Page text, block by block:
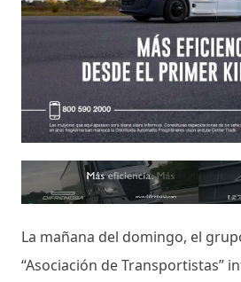
La mañana del domingo, el
“Asociación de Transportistas”